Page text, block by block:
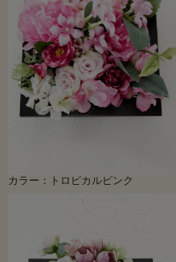
カラー：トロピカルピンク